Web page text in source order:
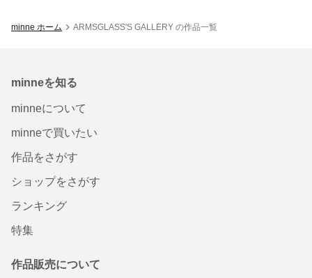
minne ホーム ARMSGLASS'S GALLERY の作品一覧
minneを知る
minneについて
minneで買いたい
作品をさがす
ショップをさがす
ランキング
特集
作品販売について